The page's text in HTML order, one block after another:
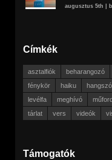
augusztus 5th |
Címkék
asztalfiók beharangozó
fénykör
haiku
levélfa
meghívó
tárlat
vers videók
Támogatók